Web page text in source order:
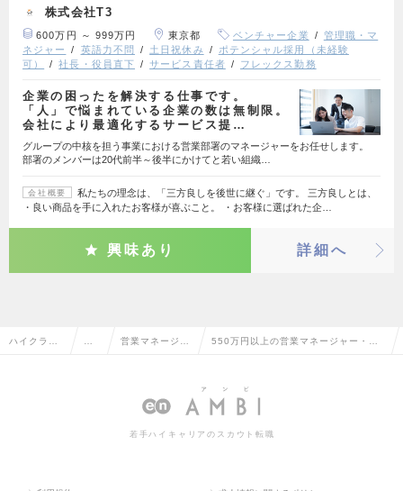
株式会社T3
600万円 ～ 999万円 東京都 ベンチャー企業
管理職・マ
ネジャー
英語力不問 土日祝休み
ポテンシャル採用（未経験
可）
社長・役員直下 サービス責任者 フレックス勤務
企業の困ったを解決する仕事です。
「人」で悩まれている企業の数は無制限。
会社により最適化するサービス提…
グループの中核を担う事業における営業部署のマネージャーをお任せします。
部署のメンバーは20代前半～後半にかけてと若い組織…
会社概要
私たちの理念は、「三方良しを後世に継ぐ」です。 三方良しとは、
・良い商品を手に入れたお客様が喜ぶこと。 ・お客様に選ばれた企…
興味あり 詳細へ
ハイクラス 営業マネージャ 550万円以上の営業マネージャー・管
若手ハイキャリアのスカウト転職